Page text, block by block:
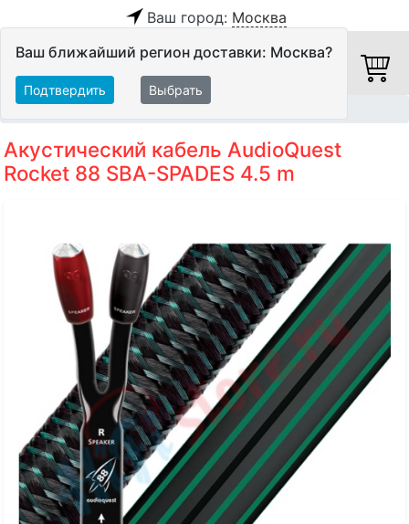
Ваш город: Москва
Ваш ближайший регион доставки: Москва?
Подтвердить Выбрать
Акустический кабель AudioQuest
Rocket 88 SBA-SPADES 4.5 m